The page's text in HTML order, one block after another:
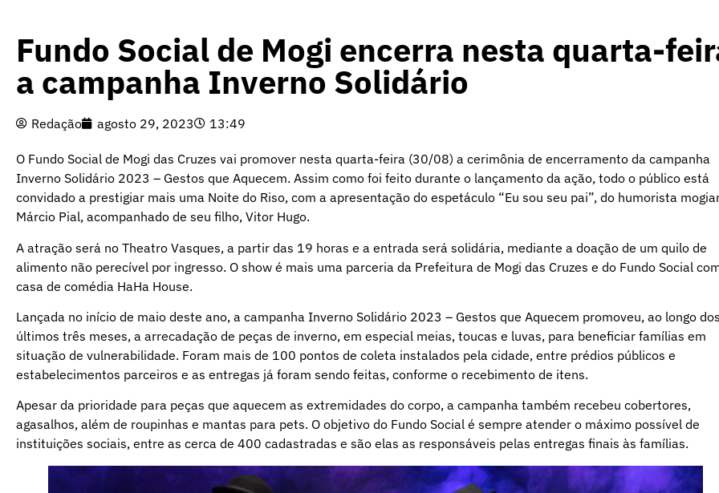
Fundo Social de Mogi encerra nesta quarta-
a campanha Inverno Solidário
Redação agosto 29, 2023 13:49
O Fundo Social de Mogi das Cruzes vai promover nesta quarta-feira (30/08) a cerimônia de encerramento da campanha
Inverno Solidário 2023 – Gestos que Aquecem. Assim como foi feito durante o lançamento da ação, todo o público está
convidado a prestigiar mais uma Noite do Riso, com a apresentação do espetáculo “Eu sou seu pai”, do humorista
Márcio Pial, acompanhado de seu filho, Vitor Hugo.
A atração será no Theatro Vasques, a partir das 19 horas e a entrada será solidária, mediante a doação de um quilo de
alimento não perecível por ingresso. O show é mais uma parceria da Prefeitura de Mogi das Cruzes e do Fundo Social
casa de comédia HaHa House.
Lançada no início de maio deste ano, a campanha Inverno Solidário 2023 – Gestos que Aquecem promoveu, ao longo
últimos três meses, a arrecadação de peças de inverno, em especial meias, toucas e luvas, para beneficiar famílias em
situação de vulnerabilidade. Foram mais de 100 pontos de coleta instalados pela cidade, entre prédios públicos e
estabelecimentos parceiros e as entregas já foram sendo feitas, conforme o recebimento de itens.
Apesar da prioridade para peças que aquecem as extremidades do corpo, a campanha também recebeu cobertores,
agasalhos, além de roupinhas e mantas para pets. O objetivo do Fundo Social é sempre atender o máximo possível de
instituições sociais, entre as cerca de 400 cadastradas e são elas as responsáveis pelas entregas finais às famílias.